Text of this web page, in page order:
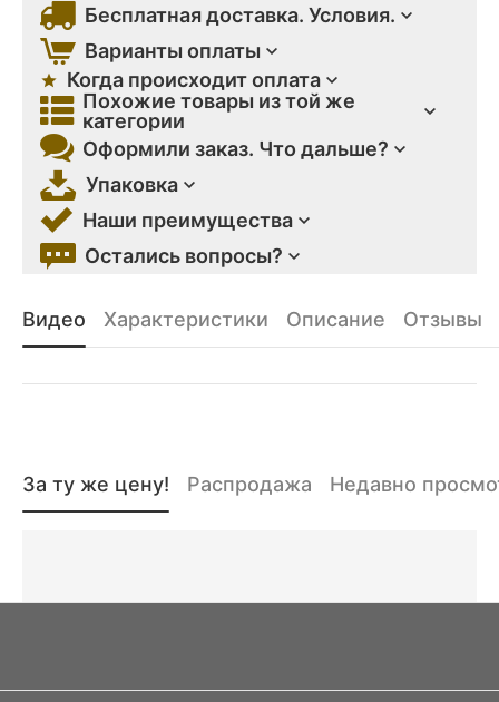
Бесплатная доставка. Условия.
Варианты оплаты
Когда происходит оплата
Похожие товары из той же
категории
Оформили заказ. Что дальше?
Упаковка
Наши преимущества
Остались вопросы?
Видео Характеристики Описание Отзывы
За ту же цену! Распродажа Недавно